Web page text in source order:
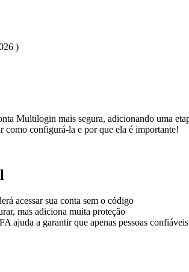
)
Multilogin mais segura, adicionando uma
configurá-la e por que ela é importante!
acessar sua conta sem o código
mas adiciona muita proteção
ajuda a garantir que apenas pessoas